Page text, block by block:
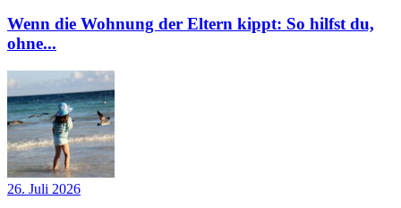
Wenn die Wohnung der Eltern kippt: So hilfst du,
ohne...
26. Juli 2026